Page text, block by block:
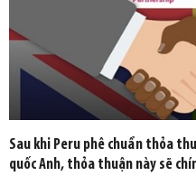
Sau khi Peru phê chuẩn thỏa
quốc Anh, thỏa thuận này sẽ